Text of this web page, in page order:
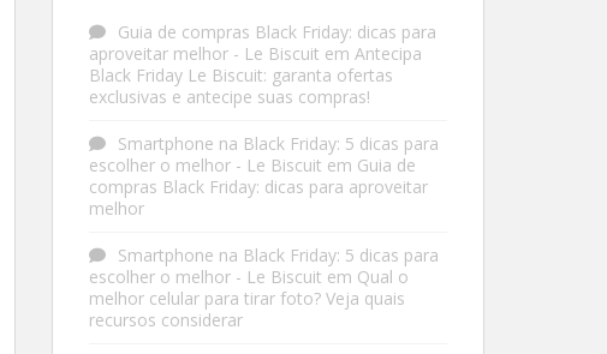
Guia de compras Black Friday: dicas para
aproveitar melhor - Le Biscuit em Antecipa
Black Friday Le Biscuit: garanta ofertas
exclusivas e antecipe suas compras!
Smartphone na Black Friday: 5 dicas para
escolher o melhor - Le Biscuit em Guia de
compras Black Friday: dicas para aproveitar
melhor
Smartphone na Black Friday: 5 dicas para
escolher o melhor - Le Biscuit em Qual o
melhor celular para tirar foto? Veja quais
recursos considerar